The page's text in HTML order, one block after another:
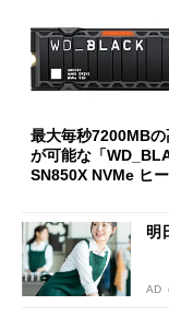
最大毎秒7200MB
が可能な「
SN850X NVMe ヒ
明
AD